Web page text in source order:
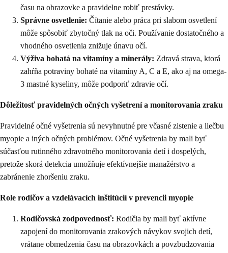
času na obrazovke a pravidelne robiť prestávky.
Správne osvetlenie: Čítanie alebo práca pri slabom osvetlení
môže spôsobiť zbytočný tlak na oči. Používanie dostatočného a
vhodného osvetlenia znižuje únavu očí.
Výživa bohatá na vitamíny a minerály: Zdravá strava, ktorá
zahŕňa potraviny bohaté na vitamíny A, C a E, ako aj na omega-
3 mastné kyseliny, môže podporiť zdravie očí.
Dôležitosť pravidelných očných vyšetrení a monitorovania zraku
Pravidelné očné vyšetrenia sú nevyhnutné pre včasné zistenie a liečbu
myopie a iných očných problémov. Očné vyšetrenia by mali byť
súčasťou rutinného zdravotného monitorovania detí i dospelých,
pretože skorá detekcia umožňuje efektívnejšie manažérstvo a
zabránenie zhoršeniu zraku.
Role rodičov a vzdelávacích inštitúcií v prevencii myopie
Rodičovská zodpovednosť: Rodičia by mali byť aktívne
zapojení do monitorovania zrakových návykov svojich detí,
vrátane obmedzenia času na obrazovkách a povzbudzovania